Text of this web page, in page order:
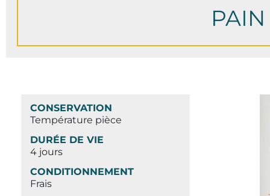
CONSERVATION
Température pièce
DURÉE DE VIE
4 jours
CONDITIONNEMENT
Frais